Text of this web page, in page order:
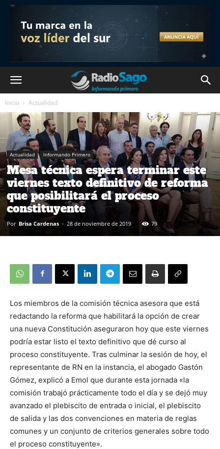
Inicio Actualidad
Actualidad Informando Primero
Mesa técnica espera terminar este
viernes texto definitivo de reforma
que posibilitará el proceso
constituyente
Por Brisa Cardenas - 28 de noviembre de 2019 79
Los miembros de la comisión técnica asesora que está
redactando la reforma que habilitará la opción de crear
una nueva Constitución aseguraron hoy que este viernes
podría estar listo el texto definitivo que dé curso al
proceso constituyente. Tras culminar la sesión de hoy, el
representante de RN en la instancia, el abogado Gastón
Gómez, explicó a Emol que durante esta jornada «la
comisión trabajó prácticamente todo el día y se dejó muy
avanzado el plebiscito de entrada o inicial, el plebiscito
de salida y las dos convenciones en materia de reglas
comunes y un conjunto de criterios generales sobre todo
el proceso constituyente».